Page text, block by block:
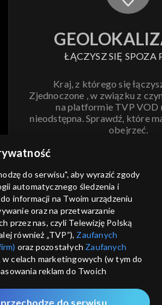
ŁĄCZYSZ SIĘ SPOZA
Kraj, z którego się
Zjednoczone , w związku z
na platformie TVP VOD
nieodstępna. Sprawdź, które
obejrzeć.
ANULUJ
do serwisu", aby wyrazić zgody
automatycznego śledzenia i
informacji na Twoim urządzeniu
oraz na przetwarzanie
przez nas, czyli Telewizję Polską
również „TVP”), Zaufanych
oraz pozostałych Zaufanych
w celach marketingowych (w tym do
reklam do Twoich
a także zgody na udostępnianie
do serwisu